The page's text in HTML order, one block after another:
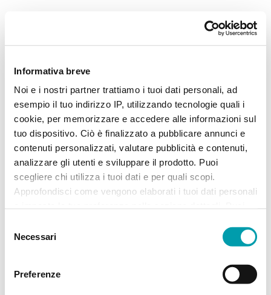
Informativa breve
Noi e i nostri partner trattiamo i tuoi dati personali, ad
esempio il tuo indirizzo IP, utilizzando tecnologie quali i
cookie, per memorizzare e accedere alle informazioni sul
tuo dispositivo. Ciò è finalizzato a pubblicare annunci e
contenuti personalizzati, valutare pubblicità e contenuti,
analizzare gli utenti e sviluppare il prodotto. Puoi
scegliere chi utilizza i tuoi dati e per quali scopi.
Approfondisci come vengono elaborati i tuoi dati personali
momento dalla Dichiarazione sui “
delNecessari
Preferenze
Application error: a client-side exception has occurred (see the
browser console for more information)